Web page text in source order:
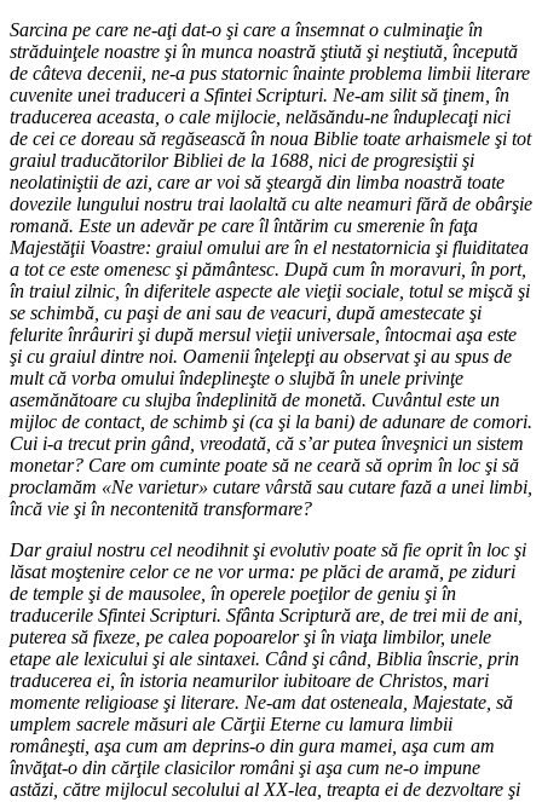
Sarcina pe care ne-aţi dat-o şi care a însemnat o culminaţie în
străduinţele noastre şi în munca noastră ştiută şi neştiută, începută
de câteva decenii, ne-a pus statornic înainte problema limbii literare
cuvenite unei traduceri a Sfintei Scripturi. Ne-am silit să ţinem, în
traducerea aceasta, o cale mijlocie, nelăsăndu-ne înduplecaţi nici
de cei ce doreau să regăsească în noua Biblie toate arhaismele şi tot
graiul traducătorilor Bibliei de la 1688, nici de progresiştii şi
neolatiniştii de azi, care ar voi să şteargă din limba noastră toate
dovezile lungului nostru trai laolaltă cu alte neamuri fără de obârşie
romană. Este un adevăr pe care îl întărim cu smerenie în faţa
Majestăţii Voastre: graiul omului are în el nestatornicia şi fluiditatea
a tot ce este omenesc şi pământesc. După cum în moravuri, în port,
în traiul zilnic, în diferitele aspecte ale vieţii sociale, totul se mişcă şi
se schimbă, cu paşi de ani sau de veacuri, după amestecate şi
felurite înrâuriri şi după mersul vieţii universale, întocmai aşa este
şi cu graiul dintre noi. Oamenii înţelepţi au observat şi au spus de
mult că vorba omului îndeplineşte o slujbă în unele privinţe
asemănătoare cu slujba îndeplinită de monetă. Cuvântul este un
mijloc de contact, de schimb şi (ca şi la bani) de adunare de comori.
Cui i-a trecut prin gând, vreodată, că s’ar putea înveşnici un sistem
monetar? Care om cuminte poate să ne ceară să oprim în loc şi să
proclamăm «Ne varietur» cutare vârstă sau cutare fază a unei limbi,
încă vie şi în necontenită transformare?
Dar graiul nostru cel neodihnit şi evolutiv poate să fie oprit în loc şi
lăsat moştenire celor ce ne vor urma: pe plăci de aramă, pe ziduri
de temple şi de mausolee, în operele poeţilor de geniu şi în
traducerile Sfintei Scripturi. Sfânta Scriptură are, de trei mii de ani,
puterea să fixeze, pe calea popoarelor şi în viaţa limbilor, unele
etape ale lexicului şi ale sintaxei. Când şi când, Biblia înscrie, prin
traducerea ei, în istoria neamurilor iubitoare de Christos, mari
momente religioase şi literare. Ne-am dat osteneala, Majestate, să
umplem sacrele măsuri ale Cărţii Eterne cu lamura limbii
româneşti, aşa cum am deprins-o din gura mamei, aşa cum am
învăţat-o din cărţile clasicilor români şi aşa cum ne-o impune
astăzi, către mijlocul secolului al XX-lea, treapta ei de dezvoltare şi